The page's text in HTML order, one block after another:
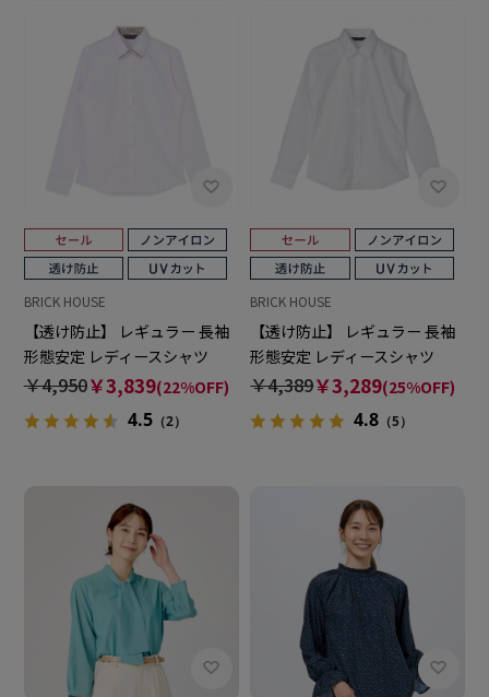
BRICK HOUSE
【透け防止】 レギュラー 長袖
形態安定 レディースシャツ
￥4,950￥3,839(22%OFF)
4.5（2）
BRICK HOUSE
【透け防止】 レギュラー 長袖
形態安定 レディースシャツ
￥4,389￥3,289(25%OFF)
4.8 （5）